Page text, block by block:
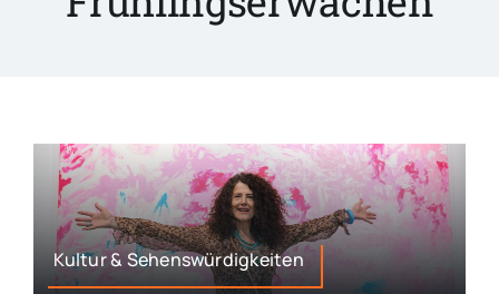
Kultur & Sehenswürdigkeiten